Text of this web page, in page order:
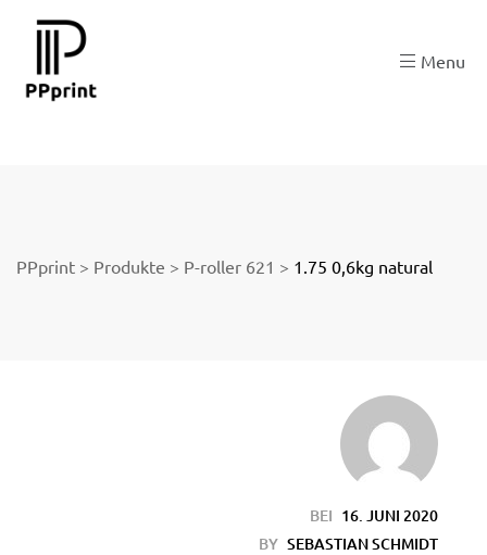
Menu
PPprint > Produkte > P-roller 621 > 1.75 0,6kg natural
BEI 16. JUNI 2020
BY SEBASTIAN SCHMIDT